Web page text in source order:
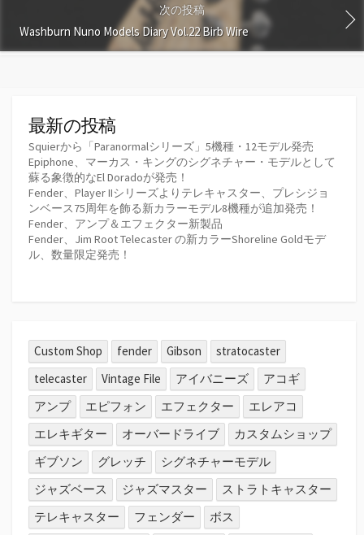
次の投稿
Washburn Nuno Models Diary Vol.22 Birb Wire
最新の投稿
Squierから「Paranormalシリーズ」5機種・12モデル発売
Epiphone、マーカス・キングのシグネチャー・モデルとして
蘇る象徴的なEl Doradoが発売！
Fender、Player IIシリーズよりテレキャスター、プレシジョ
ンベース75周年を飾る新カラーモデル8機種が追加発売！
Fender、アンプ＆エフェクター新製品
Fender、Jim Root Telecaster の新カラーShoreline Goldモデ
ル、数量限定発売！
Custom Shop fender Gibson
stratocaster
telecaster
Vintage File アイバニーズ
アコギ
アンプ
エピフォン エフェクター
エレアコ
エレキギター
オーバードライブ
カスタムショップ
ギブソン
グレッチ
シグネチャーモデル
ジャズベース
ジャズマスター
ストラトキャスター
テレキャスター
フェンダー ボス